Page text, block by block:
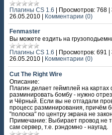
Плагины CS 1.6 | Просмотров: 768 |
26.05.2010 | Комментарии (0)
Fenmaster
Вы можете ездить на
Плагины CS 1.6 Просмотров: 691
26.05.2010
Комментарии (0)
Cut The Right Wire
Описание:
Плагин делает геймплей на
разминировать бомбу - нужно
и Чёрный. Если вы не отгадали
процесс разминирования, причём
"полоска" по центру экрана не
Примечание: Выбирает провод не
сам сервер, т.е. рэндомно - наугад.